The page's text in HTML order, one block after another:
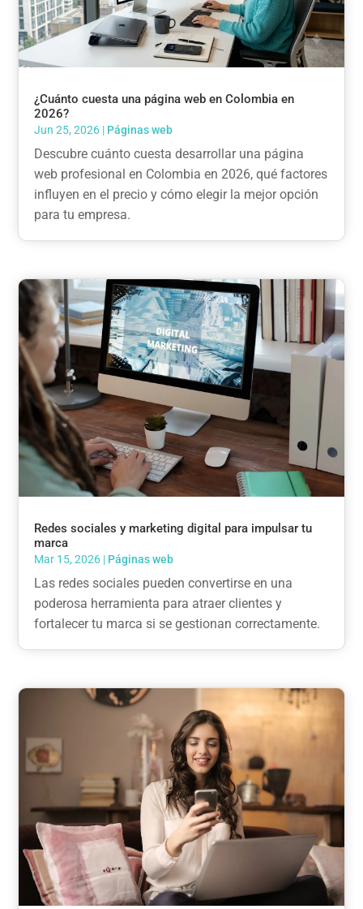
¿Cuánto cuesta una página web en Colombia en
2026?
Jun 25, 2026 | Páginas web
Descubre cuánto cuesta desarrollar una página
web profesional en Colombia en 2026, qué factores
influyen en el precio y cómo elegir la mejor opción
para tu empresa.
Redes sociales y marketing digital para impulsar tu
marca
Mar 15, 2026 | Páginas web
Las redes sociales pueden convertirse en una
poderosa herramienta para atraer clientes y
fortalecer tu marca si se gestionan correctamente.